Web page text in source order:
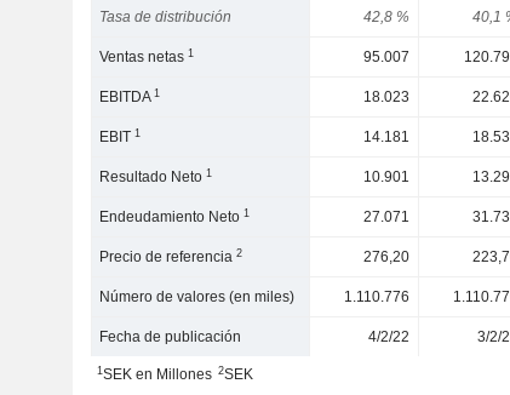
Tasa de distribución 42,8 % 40,1
Ventas netas1 95.007
EBITDA1 18.023
EBIT1 14.181
Resultado Neto1 10.901
Endeudamiento Neto1 27.071
Precio de referencia2 276,20
Número de valores (en miles) 1.110.776
Fecha de publicación 4/2/22 3/2/
1SEK en Millones 2SEK